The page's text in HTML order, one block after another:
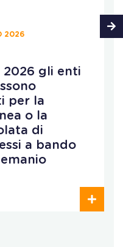
2026
gli enti
per la
o la
di
a bando